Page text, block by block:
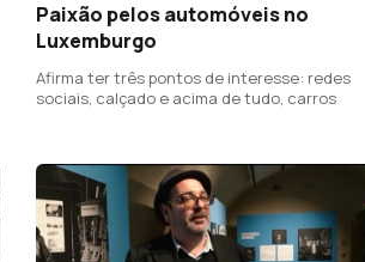
Paixão pelos automóveis no
Luxemburgo
Afirma ter três pontos de interesse: redes
sociais, calçado e acima de tudo, carros